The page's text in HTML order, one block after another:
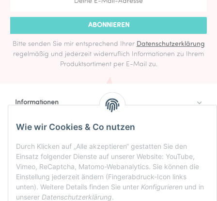
Wie wir Cookies & Co nutzen
Durch Klicken auf „Alle akzeptieren“ gestatten Sie den
Einsatz folgender Dienste auf unserer Website: YouTube,
Vimeo, ReCaptcha, Matomo-Webanalytics. Sie können die
Einstellung jederzeit ändern (Fingerabdruck-Icon links
unten). Weitere Details finden Sie unter Konfigurieren und in
unserer Datenschutzerklärung.
ABONNIEREN
Bitte senden Sie mir entsprechend Ihrer Datenschutzerklärung
regelmäßig und jederzeit widerruflich Informationen zu Ihrem
Produktsortiment per E-Mail zu.
Informationen
Zahlung & Versand